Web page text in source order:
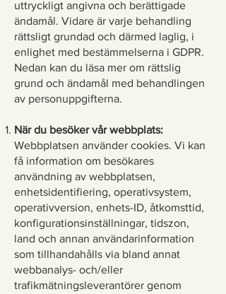
uttryckligt angivna och berättigade
ändamål. Vidare är varje behandling
rättsligt grundad och därmed laglig, i
enlighet med bestämmelserna i GDPR.
Nedan kan du läsa mer om rättslig
grund och ändamål med behandlingen
av personuppgifterna.
När du besöker vår webbplats:
Webbplatsen använder cookies. Vi kan
få information om besökares
användning av webbplatsen,
enhetsidentifiering, operativsystem,
operativversion, enhets-ID, åtkomsttid,
konfigurationsinställningar, tidszon,
land och annan användarinformation
som tillhandahålls via bland annat
webbanalys- och/eller
trafikmätningsleverantörer genom